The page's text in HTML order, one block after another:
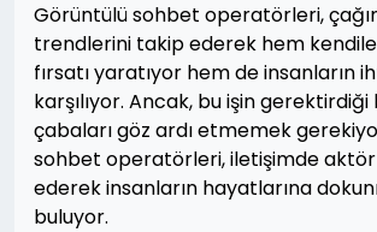
Görüntülü sohbet operatörleri,
trendlerini takip ederek hem
fırsatı yaratıyor hem de insanların
karşılıyor. Ancak, bu işin
çabaları göz ardı etmemek
sohbet operatörleri, iletişimde
ederek insanların hayatlarına
buluyor.